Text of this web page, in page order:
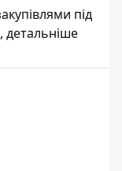
під
детальніше